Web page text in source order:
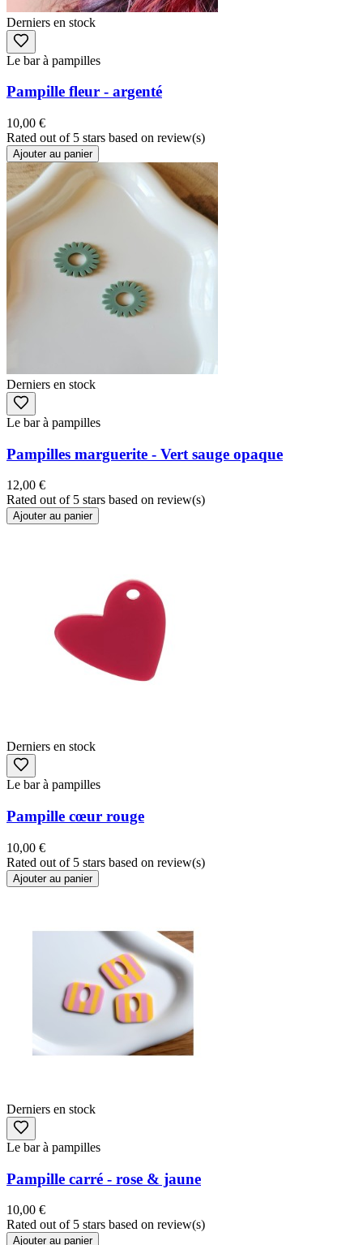
Derniers en stock
Le bar à pampilles
Pampille fleur - argenté
10,00 €
Rated out of 5 stars based on review(s)
Ajouter au panier
Derniers en stock
Le bar à pampilles
Pampilles marguerite - Vert sauge opaque
12,00 €
Rated out of 5 stars based on review(s)
Ajouter au panier
Derniers en stock
Le bar à pampilles
Pampille cœur rouge
10,00 €
Rated out of 5 stars based on review(s)
Ajouter au panier
Derniers en stock
Le bar à pampilles
Pampille carré - rose & jaune
10,00 €
Rated out of 5 stars based on review(s)
Ajouter au panier